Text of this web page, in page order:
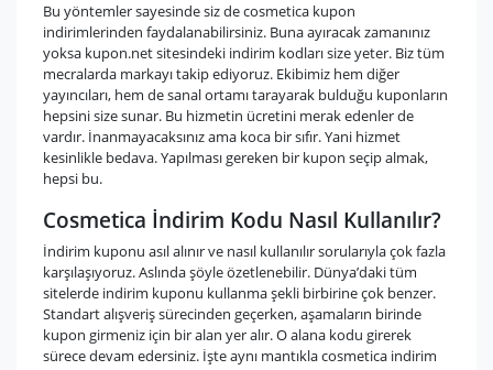
Bu yöntemler sayesinde siz de cosmetica kupon
indirimlerinden faydalanabilirsiniz. Buna ayıracak zamanınız
yoksa kupon.net sitesindeki indirim kodları size yeter. Biz tüm
mecralarda markayı takip ediyoruz. Ekibimiz hem diğer
yayıncıları, hem de sanal ortamı tarayarak bulduğu kuponların
hepsini size sunar. Bu hizmetin ücretini merak edenler de
vardır. İnanmayacaksınız ama koca bir sıfır. Yani hizmet
kesinlikle bedava. Yapılması gereken bir kupon seçip almak,
hepsi bu.
Cosmetica İndirim Kodu Nasıl Kullanılır?
İndirim kuponu asıl alınır ve nasıl kullanılır sorularıyla çok fazla
karşılaşıyoruz. Aslında şöyle özetlenebilir. Dünya’daki tüm
sitelerde indirim kuponu kullanma şekli birbirine çok benzer.
Standart alışveriş sürecinden geçerken, aşamaların birinde
kupon girmeniz için bir alan yer alır. O alana kodu girerek
sürece devam edersiniz. İşte aynı mantıkla cosmetica indirim